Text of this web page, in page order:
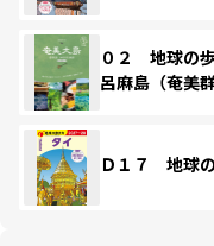
０２ 地球の
呂麻島（奄美
Ｄ１７ 地球